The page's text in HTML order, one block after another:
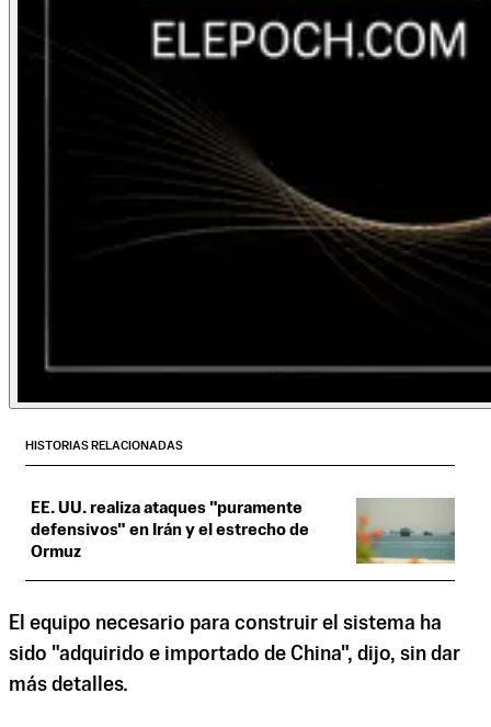
HISTORIAS RELACIONADAS
EE. UU. realiza ataques "puramente
defensivos" en Irán y el estrecho de
Ormuz
El equipo necesario para construir el sistema ha
sido "adquirido e importado de China", dijo, sin dar
más detalles.